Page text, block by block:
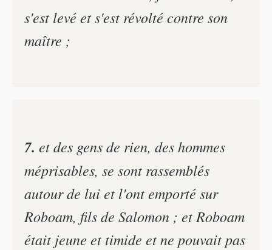
s'est levé et s'est révolté contre son
maître ;
7. et des gens de rien, des hommes
méprisables, se sont rassemblés
autour de lui et l'ont emporté sur
Roboam, fils de Salomon ; et Roboam
était jeune et timide et ne pouvait pas